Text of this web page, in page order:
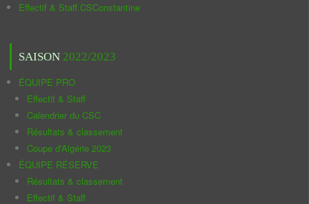
Effectif & Staff CSConstantine
SAISON 2022/2023
ÉQUIPE PRO
Effectif & Staff
Calendrier du CSC
Résultats & classement
Coupe d'Algérie 2023
ÉQUIPE RÉSERVE
Résultats & classement
Effectif & Staff